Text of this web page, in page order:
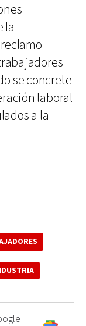
la
se concrete
laboral
a la